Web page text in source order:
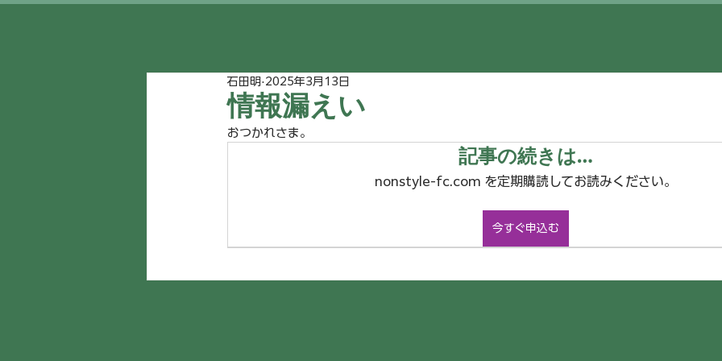
情報漏えい
石田明 2025年3月13日
おつかれさま。
記事の続きは…
nonstyle-fc.com を定期購読してお読みください。
今すぐ申込む